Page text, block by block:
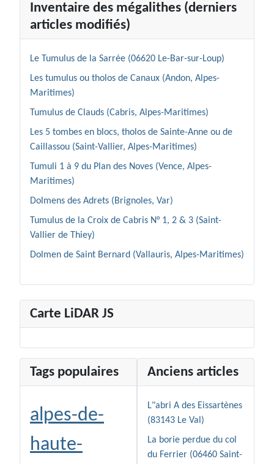
Inventaire des mégalithes (derniers
articles modifiés)
Le Tumulus de la Sarrée (06620 Le-Bar-sur-Loup)
Les tumulus ou tholos de Canaux (Andon, Alpes-
Maritimes)
Tumulus de Clauds (Cabris, Alpes-Maritimes)
Les 5 tombes en blocs, tholos de Sainte-Anne ou de
Caillassou (Saint-Vallier, Alpes-Maritimes)
Tumuli 1 à 9 du Plan des Noves (Vence, Alpes-
Maritimes)
Dolmens des Adrets (Brignoles, Var)
Tumulus de la Croix de Cabris N° 1, 2 & 3 (Saint-
Vallier de Thiey)
Dolmen de Saint Bernard (Vallauris, Alpes-Maritimes)
Carte LiDAR JS
Tags populaires
alpes-de-
haute-
Anciens articles
L"abri A des Eissartènes
(83143 Le Val)
La borie perdue du col
du Ferrier (06460 Saint-